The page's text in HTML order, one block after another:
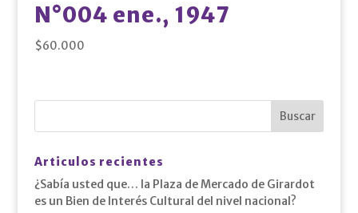
N°004 ene., 1947
$60.000
Articulos recientes
¿Sabía usted que… la Plaza de Mercado de Girardot
es un Bien de Interés Cultural del nivel nacional?